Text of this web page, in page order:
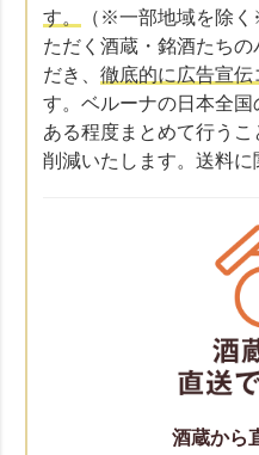
す。
（※一部地域を除
ただく酒蔵・銘酒たち
だき、 徹底的に広告宣伝
す。ベルーナの日本全
ある程度まとめて行う
削減いたします。送料に
酒蔵から